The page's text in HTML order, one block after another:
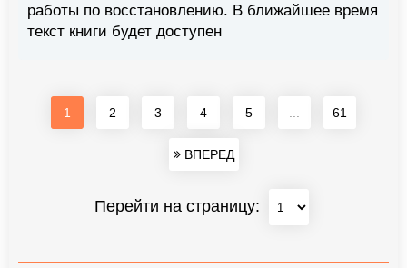
работы по восстановлению. В ближайшее время
текст книги будет доступен
1 2 3 4 5 ... 61
ВПЕРЕД
Перейти на страницу: